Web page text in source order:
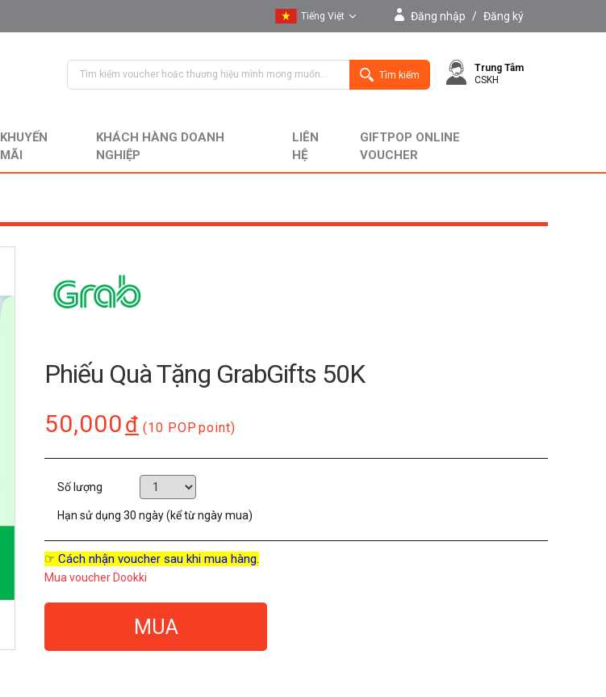
Tiếng Việt
English
Đăng nhập / Đăng ký
Tìm kiếm
Trung Tâm
CSKH
KHUYẾN
MÃI
KHÁCH HÀNG DOANH
NGHIỆP
LIÊN
HỆ
GIFTPOP ONLINE
VOUCHER
Phiếu Quà Tặng GrabGifts 50K
50,000đ (10 POP point)
Số lượng
Hạn sử dụng 30 ngày (kể từ ngày mua)
☞ Cách nhận voucher sau khi mua hàng.
Mua voucher Dookki
MUA